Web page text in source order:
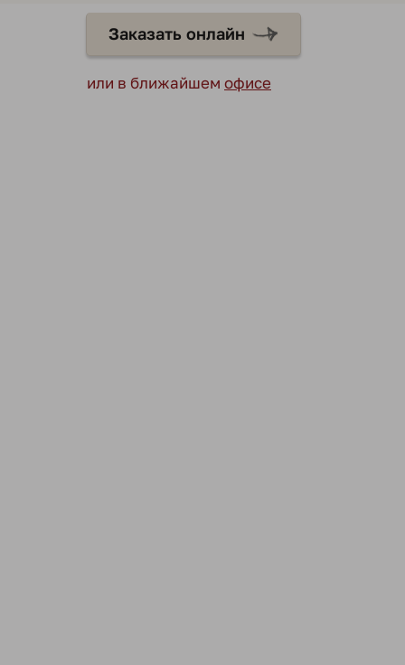
Заказать онлайн
или в ближайшем офисе